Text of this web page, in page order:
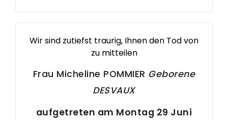
Textes et Conseils pour Cérémonies d'Obsèques
Wir sind zutiefst traurig, Ihnen den Tod von
zu mitteilen
Frau Micheline POMMIER Geborene
DESVAUX
aufgetreten am Montag 29 Juni